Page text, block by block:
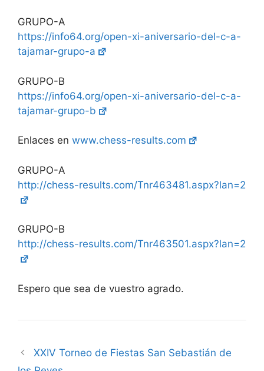
GRUPO-A
https://info64.org/open-xi-aniversario-del-c-a-
tajamar-grupo-a
GRUPO-B
https://info64.org/open-xi-aniversario-del-c-a-
tajamar-grupo-b
Enlaces en www.chess-results.com
GRUPO-A
http://chess-results.com/Tnr463481.aspx?lan=2
GRUPO-B
http://chess-results.com/Tnr463501.aspx?lan=2
Espero que sea de vuestro agrado.
XXIV Torneo de Fiestas San Sebastián de